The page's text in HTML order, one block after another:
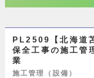
PL2509【北海道
保全工事の施工管
業
施工管理（設備）